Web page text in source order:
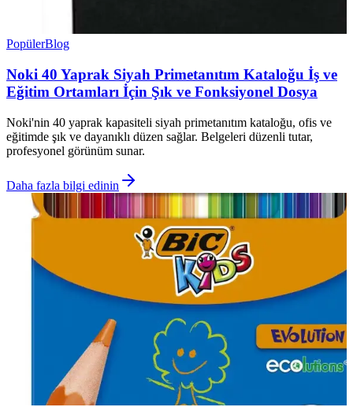
PopülerBlog
Noki 40 Yaprak Siyah Primetanıtım Kataloğu İş ve
Eğitim Ortamları İçin Şık ve Fonksiyonel Dosya
Noki'nin 40 yaprak kapasiteli siyah primetanıtım kataloğu, ofis ve
eğitimde şık ve dayanıklı düzen sağlar. Belgeleri düzenli tutar,
profesyonel görünüm sunar.
Daha fazla bilgi edinin